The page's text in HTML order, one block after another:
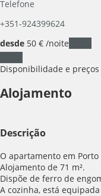
Telefone
+351-924399624
desde 50 € /noite
Disponibilidade e preços
Alojamento
Descrição
O apartamento em
Alojamento de 71 m².
Dispõe de ferro de
A cozinha, está